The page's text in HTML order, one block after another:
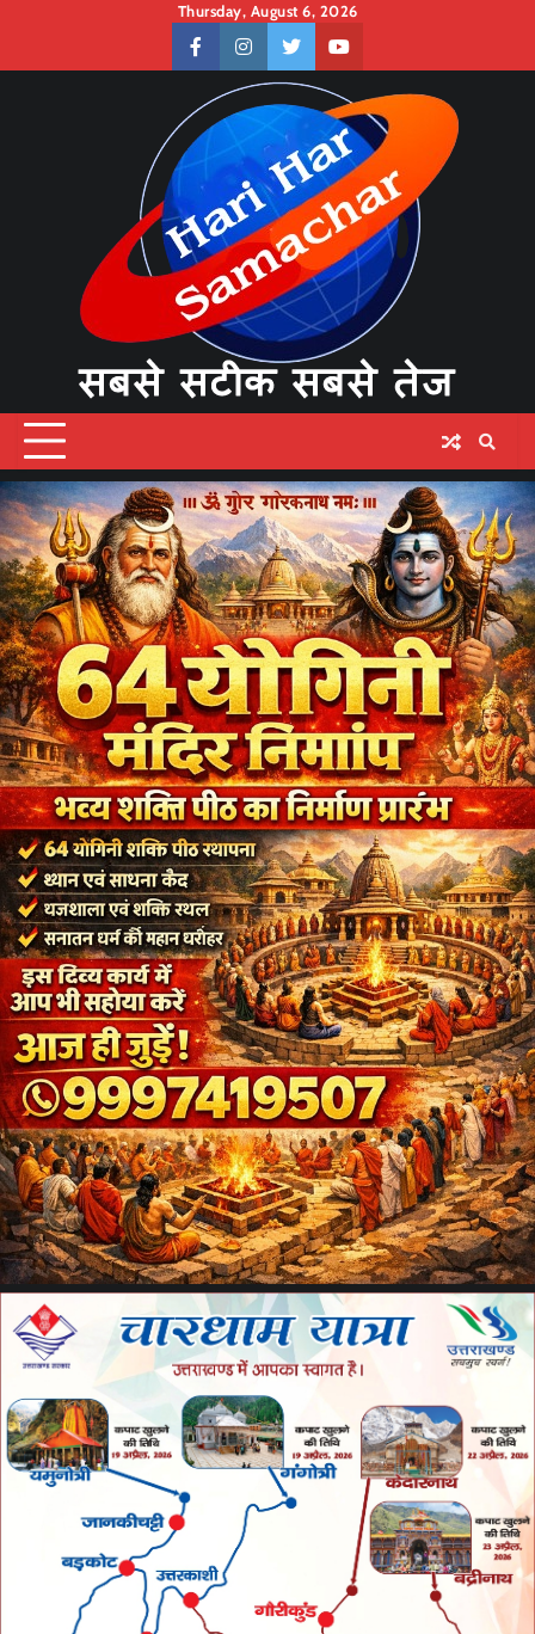
content
Thursday, August 6, 2026
facebookinstagramtwitteryoutube